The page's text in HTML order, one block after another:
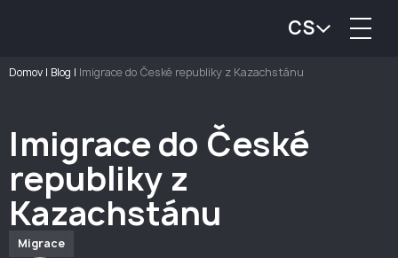
CS
Domov | Blog | Imigrace do České republiky z Kazachstánu
Imigrace do České
republiky z
Kazachstánu
Migrace